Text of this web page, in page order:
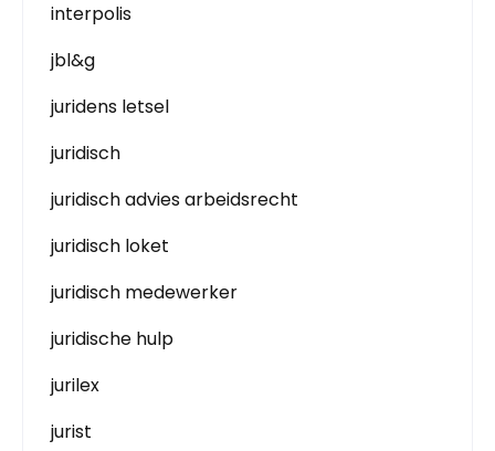
interpolis
jbl&g
juridens letsel
juridisch
juridisch advies arbeidsrecht
juridisch loket
juridisch medewerker
juridische hulp
jurilex
jurist